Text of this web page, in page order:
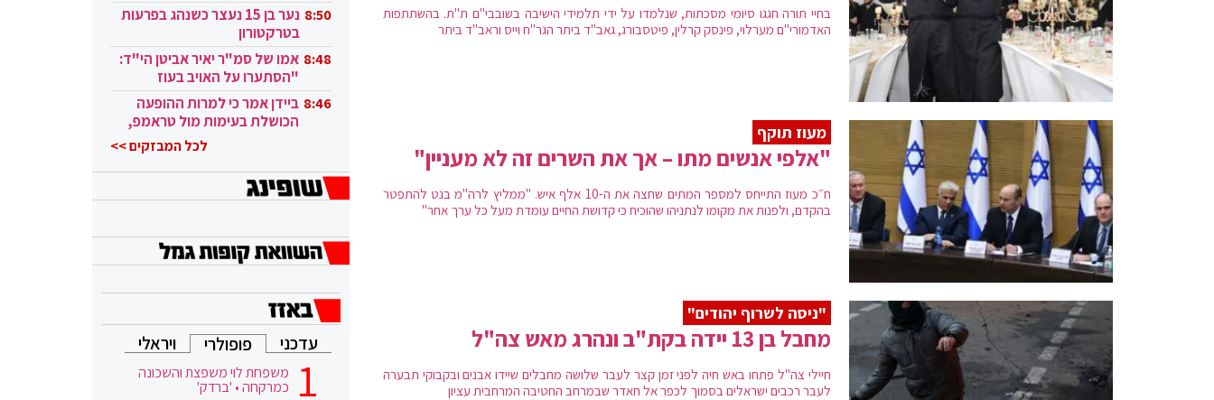
בחיי תורה חגגו סיומי מסכתות, שנלמדו על ידי תלמידי הישיבה בשובבי"ם ת"ת. בהשתתפות
האדמורי"ם מערלוי, פינסק קרלין, פיטסבורג, גאב"ד ביתר הגר"ח וייס וראב"ד ביתר
מעוז תוקף
"אלפי אנשים מתו – אך את השרים זה לא מעניין"
ח״כ מעוז התייחס למספר המתים שחצה את ה-10 אלף איש. "ממליץ לרה"מ בנט להתפטר
בהקדם, ולפנות את מקומו לנתניהו שהוכיח כי קדושת החיים עומדת מעל כל ערך אחר"
"ניסה לשרוף יהודים"
מחבל בן 13 יידה בקת"ב ונהרג מאש צה"ל
חיילי צה"ל פתחו באש חיה לפני זמן קצר לעבר שלושה מחבלים שיידו אבנים ובקבוקי תבערה
לעבר רכבים ישראלים בסמוך לכפר אל חאדר שבמרחב החטיבה המרחבית עציון
8:50
נער בן 15 נעצר כשנהג בפרעות
בטרקטורון
8:48 אמו של סמ"ר יאיר אביטן הי"ד:
"הסתערו על האויב בעוז
ובגבורה" 8:46 ביידן אמר כי למרות ההופעה
הכושלת בעימות מול טראמפ,
לכל המבזקים >>
עדכני פופולרי ויראלי
משפחת לוי משפצת והשכונה
כמרקחה • 'ברדק'